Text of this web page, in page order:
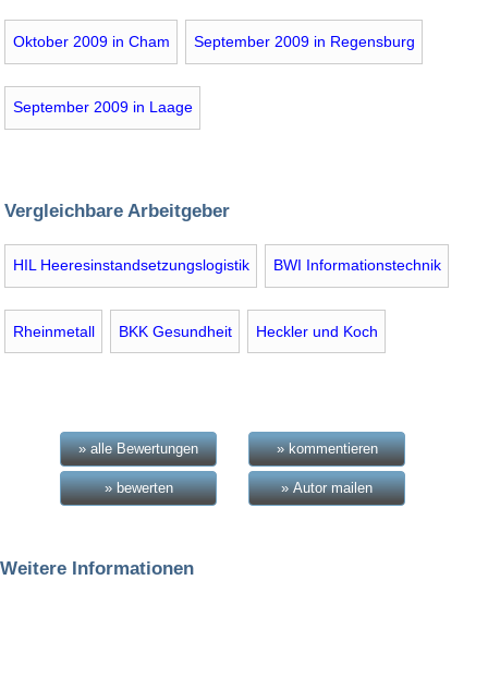
Oktober 2009 in Cham September 2009 in Regensburg
September 2009 in Laage
Vergleichbare Arbeitgeber
HIL Heeresinstandsetzungslogistik BWI Informationstechnik
Rheinmetall BKK Gesundheit Heckler und Koch
» alle Bewertungen » kommentieren
» bewerten » Autor mailen
Weitere Informationen